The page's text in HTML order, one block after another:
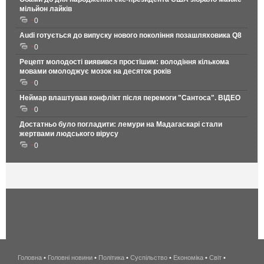
мільйон лайків
0
Audi готується до випуску нового покоління позашляховика Q8
0
Рецепт молодості виявився простішим: володіння кількома
мовами омолоджує мозок на десяток років
0
Неймар влаштував конфлікт після перемоги "Сантоса". ВІДЕО
0
Достатньо було погладити: лемури на Мадагаскарі стали
жертвами людського вірусу
0
беспроводной
Головна • Головні новини • Політика • Суспільство • Економіка • Світ •